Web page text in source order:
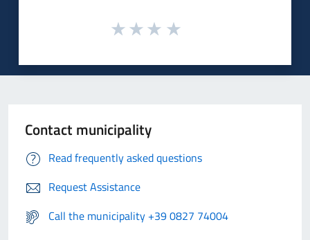
Contact municipality
Read frequently asked questions
Request Assistance
Call the municipality +39 0827 74004